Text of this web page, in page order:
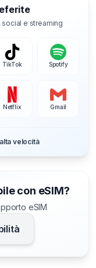
e streaming
TikTok Spotify
Netflix Gmail
velocità
con eSIM?
eSIM